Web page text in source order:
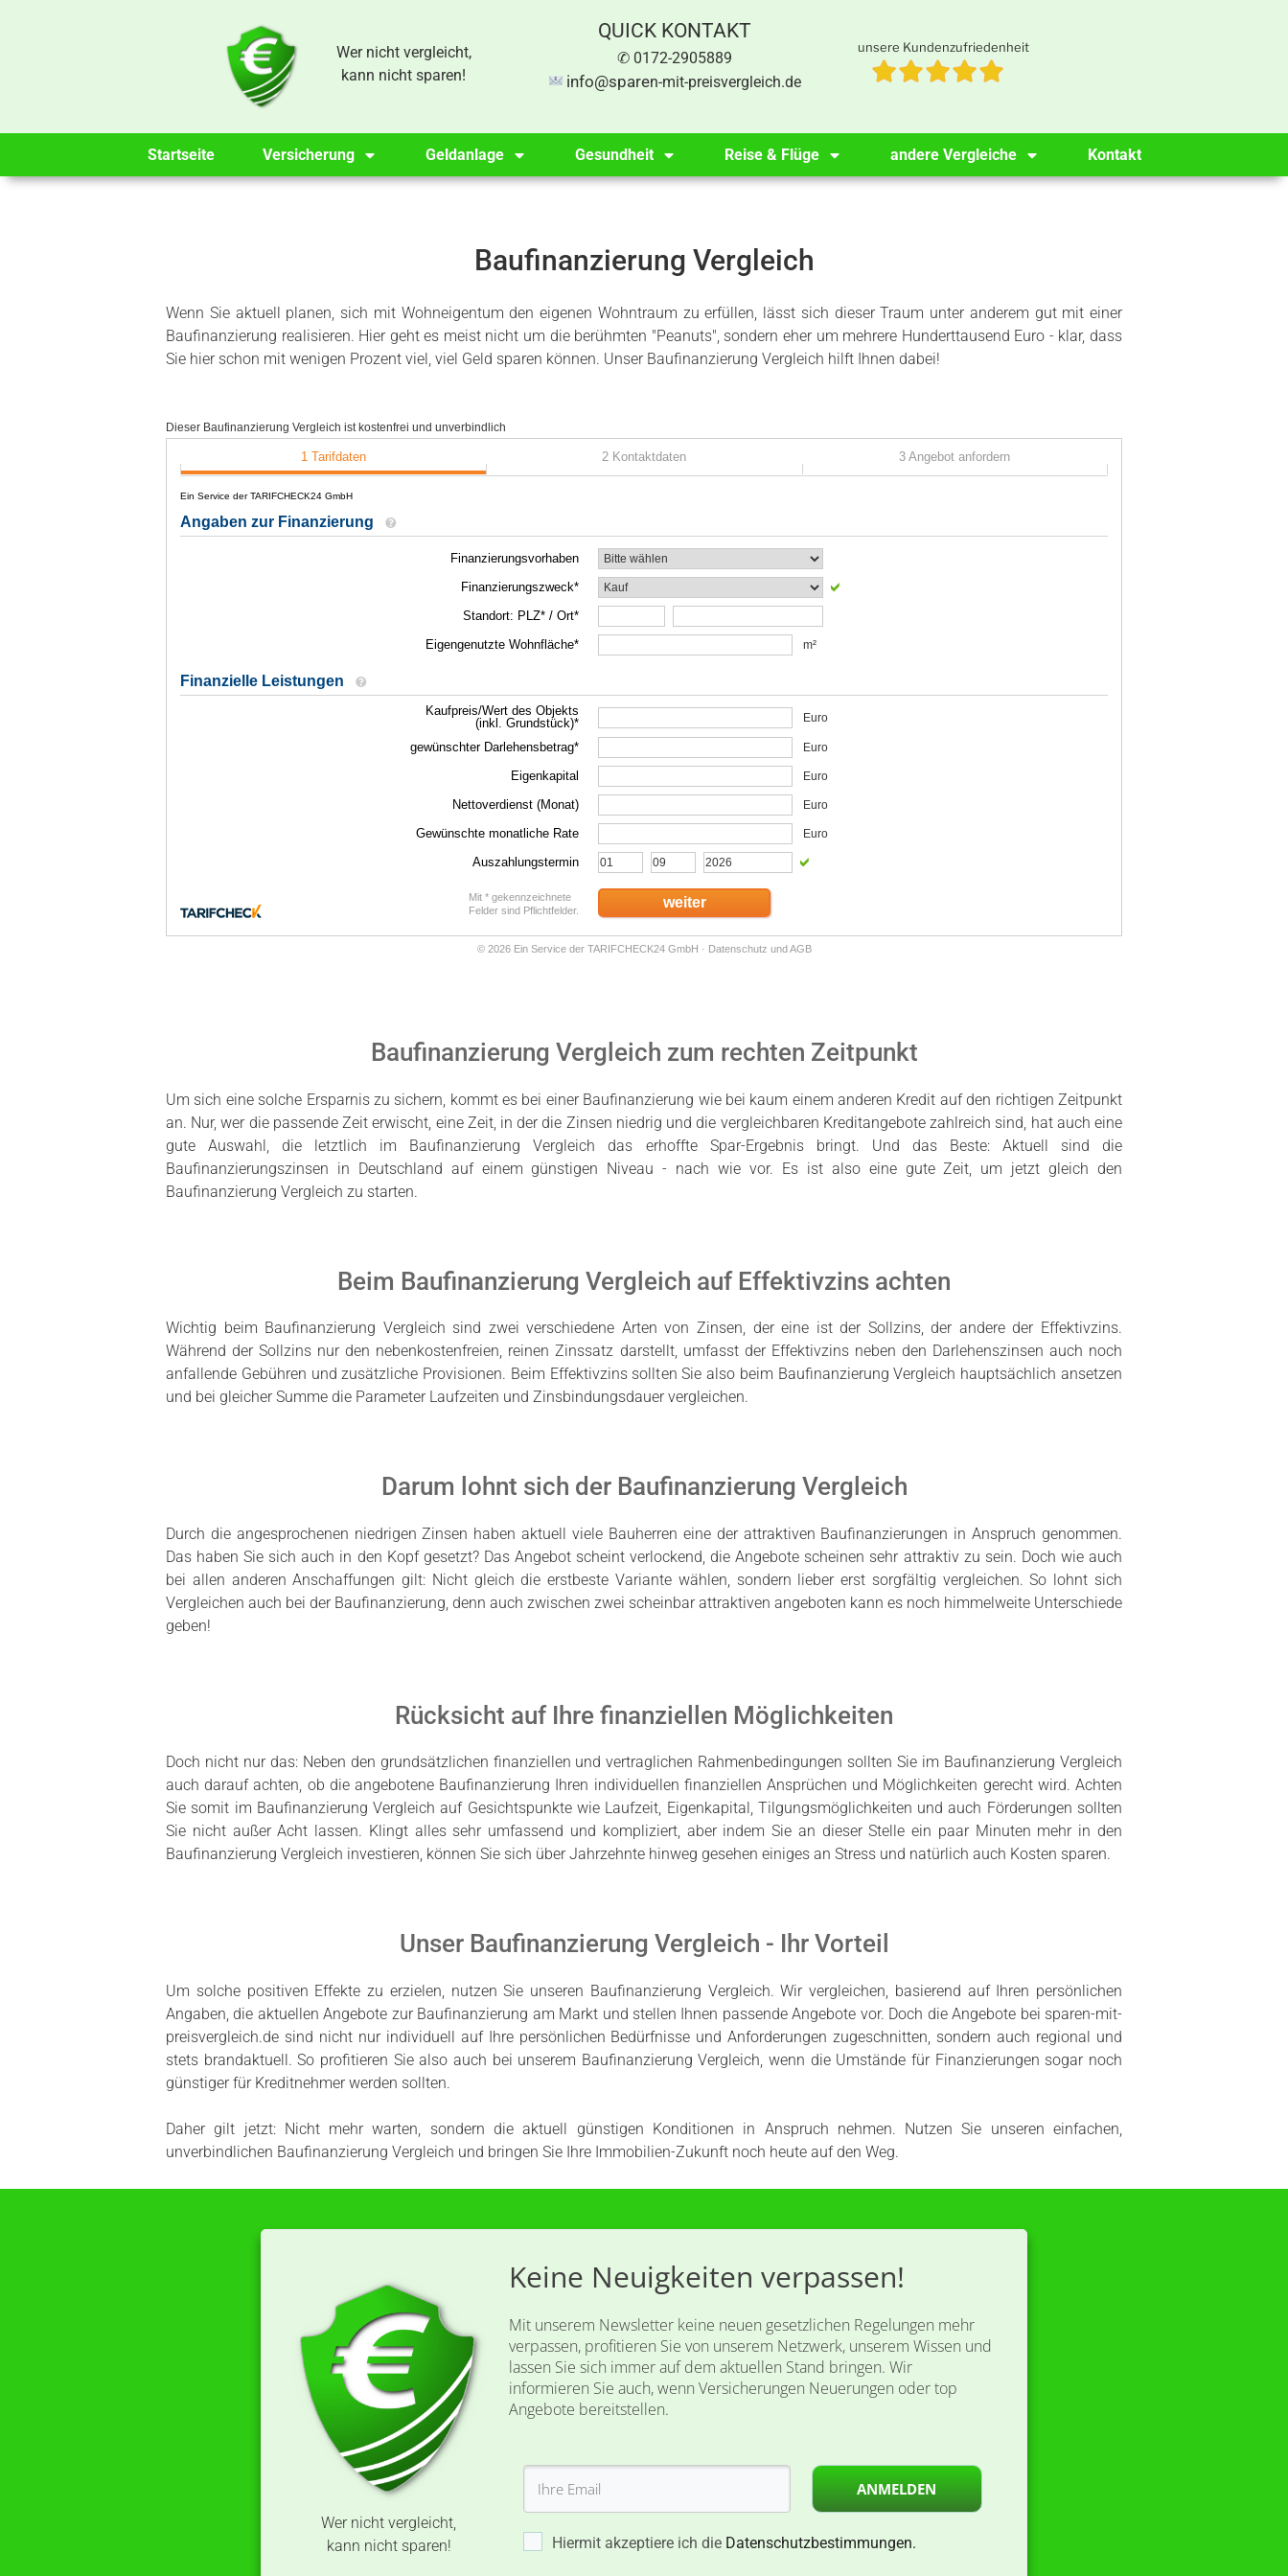
​Wer nicht vergleicht,
kann nicht sparen!
QUICK KONTAKT
✆ 0172-2905889
info@sparen-mit-preisvergleich.de
unsere Kundenzufriedenheit
Startseite Versicherung Geldanlage Gesundheit Reise & Flüge andere Vergleiche Kontakt
Baufinanzierung Vergleich
Wenn Sie aktuell planen, sich mit Wohneigentum den eigenen Wohntraum zu erfüllen, lässt sich dieser Traum unter anderem gut mit einer
Baufinanzierung realisieren. Hier geht es meist nicht um die berühmten "Peanuts", sondern eher um mehrere Hunderttausend Euro - klar, dass
Sie hier schon mit wenigen Prozent viel, viel Geld sparen können. Unser Baufinanzierung Vergleich hilft Ihnen dabei!
Dieser Baufinanzierung Vergleich ist kostenfrei und unverbindlich
Baufinanzierung Vergleich zum rechten Zeitpunkt
Um sich eine solche Ersparnis zu sichern, kommt es bei einer Baufinanzierung wie bei kaum einem anderen Kredit auf den richtigen Zeitpunkt
an. Nur, wer die passende Zeit erwischt, eine Zeit, in der die Zinsen niedrig und die vergleichbaren Kreditangebote zahlreich sind, hat auch eine
gute Auswahl, die letztlich im Baufinanzierung Vergleich das erhoffte Spar-Ergebnis bringt. Und das Beste: Aktuell sind die
Baufinanzierungszinsen in Deutschland auf einem günstigen Niveau - nach wie vor. Es ist also eine gute Zeit, um jetzt gleich den
Baufinanzierung Vergleich zu starten.
Beim Baufinanzierung Vergleich auf Effektivzins achten
Wichtig beim Baufinanzierung Vergleich sind zwei verschiedene Arten von Zinsen, der eine ist der Sollzins, der andere der Effektivzins.
Während der Sollzins nur den nebenkostenfreien, reinen Zinssatz darstellt, umfasst der Effektivzins neben den Darlehenszinsen auch noch
anfallende Gebühren und zusätzliche Provisionen. Beim Effektivzins sollten Sie also beim Baufinanzierung Vergleich hauptsächlich ansetzen
und bei gleicher Summe die Parameter Laufzeiten und Zinsbindungsdauer vergleichen.
Darum lohnt sich der Baufinanzierung Vergleich
Durch die angesprochenen niedrigen Zinsen haben aktuell viele Bauherren eine der attraktiven Baufinanzierungen in Anspruch genommen.
Das haben Sie sich auch in den Kopf gesetzt? Das Angebot scheint verlockend, die Angebote scheinen sehr attraktiv zu sein. Doch wie auch
bei allen anderen Anschaffungen gilt: Nicht gleich die erstbeste Variante wählen, sondern lieber erst sorgfältig vergleichen. So lohnt sich
Vergleichen auch bei der Baufinanzierung, denn auch zwischen zwei scheinbar attraktiven angeboten kann es noch himmelweite Unterschiede
geben!
Rücksicht auf Ihre finanziellen Möglichkeiten
Doch nicht nur das: Neben den grundsätzlichen finanziellen und vertraglichen Rahmenbedingungen sollten Sie im Baufinanzierung Vergleich
auch darauf achten, ob die angebotene Baufinanzierung Ihren individuellen finanziellen Ansprüchen und Möglichkeiten gerecht wird. Achten
Sie somit im Baufinanzierung Vergleich auf Gesichtspunkte wie Laufzeit, Eigenkapital, Tilgungsmöglichkeiten und auch Förderungen sollten
Sie nicht außer Acht lassen. Klingt alles sehr umfassend und kompliziert, aber indem Sie an dieser Stelle ein paar Minuten mehr in den
Baufinanzierung Vergleich investieren, können Sie sich über Jahrzehnte hinweg gesehen einiges an Stress und natürlich auch Kosten sparen.
Unser Baufinanzierung Vergleich - Ihr Vorteil
Um solche positiven Effekte zu erzielen, nutzen Sie unseren Baufinanzierung Vergleich. Wir vergleichen, basierend auf Ihren persönlichen
Angaben, die aktuellen Angebote zur Baufinanzierung am Markt und stellen Ihnen passende Angebote vor. Doch die Angebote bei sparen-mit-
preisvergleich.de sind nicht nur individuell auf Ihre persönlichen Bedürfnisse und Anforderungen zugeschnitten, sondern auch regional und
stets brandaktuell. So profitieren Sie also auch bei unserem Baufinanzierung Vergleich, wenn die Umstände für Finanzierungen sogar noch
günstiger für Kreditnehmer werden sollten.
Daher gilt jetzt: Nicht mehr warten, sondern die aktuell günstigen Konditionen in Anspruch nehmen. Nutzen Sie unseren einfachen,
unverbindlichen Baufinanzierung Vergleich und bringen Sie Ihre Immobilien-Zukunft noch heute auf den Weg.
​Wer nicht vergleicht,
kann nicht sparen!
​Keine Neuigkeiten verpassen!
Mit unserem Newsletter ​keine neuen gesetzlichen Regelungen mehr
verpassen, profitieren Sie von unserem Netzwerk, unserem Wissen und
lassen Sie sich immer auf dem aktuellen Stand ​bringen. ​Wir
informieren Sie auch, wenn Versicherungen Neuerungen oder top
Angebote bereitstellen.
ANMELDEN
Hiermit akzeptiere ich die Datenschutzbestimmungen.